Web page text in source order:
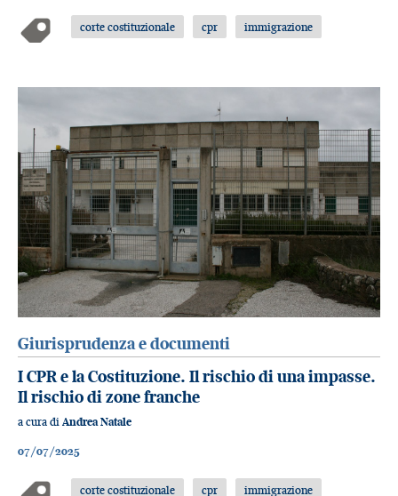
corte costituzionale cpr immigrazione
Giurisprudenza e documenti
I CPR e la Costituzione. Il rischio di una impasse.
Il rischio di zone franche
a cura di Andrea Natale
07/07/2025
corte costituzionale cpr immigrazione